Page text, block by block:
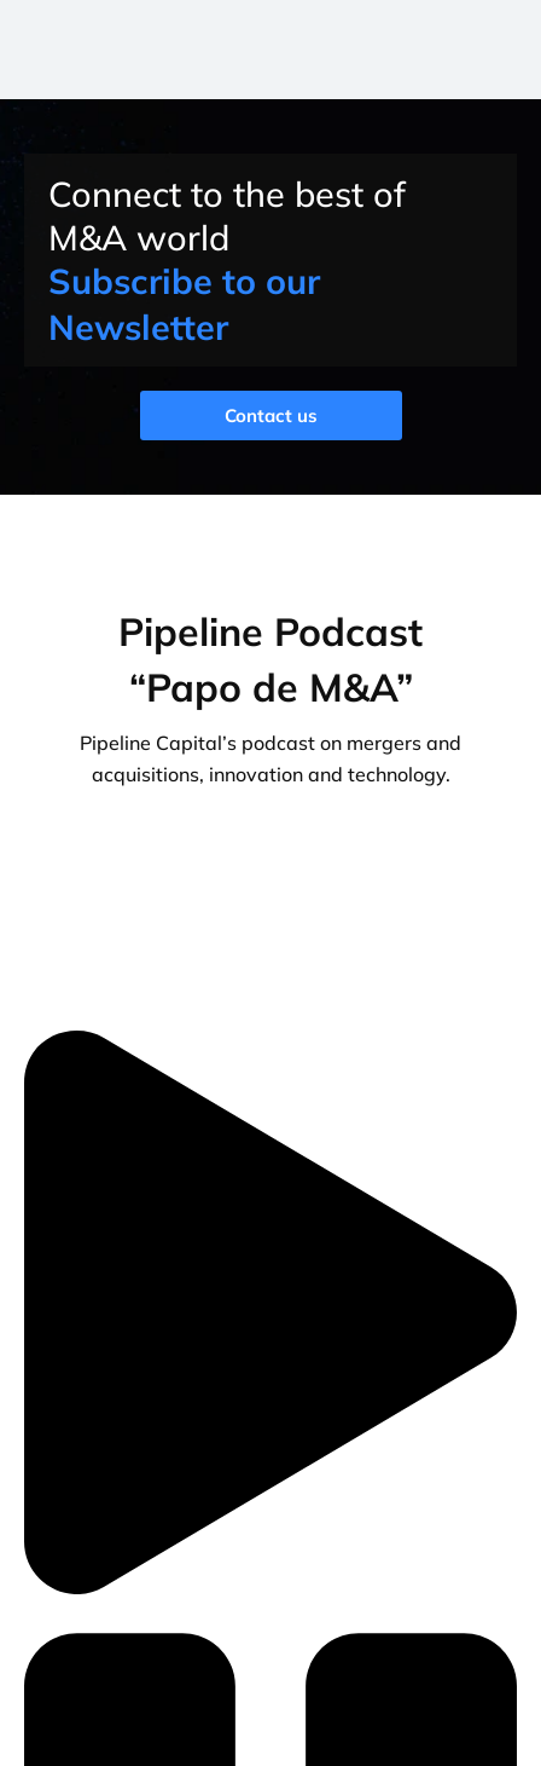
Connect to the best of
M&A world
Subscribe to our
Newsletter
Contact us
Pipeline Podcast
“Papo de M&A”
Pipeline Capital’s podcast on mergers and
acquisitions, innovation and technology.